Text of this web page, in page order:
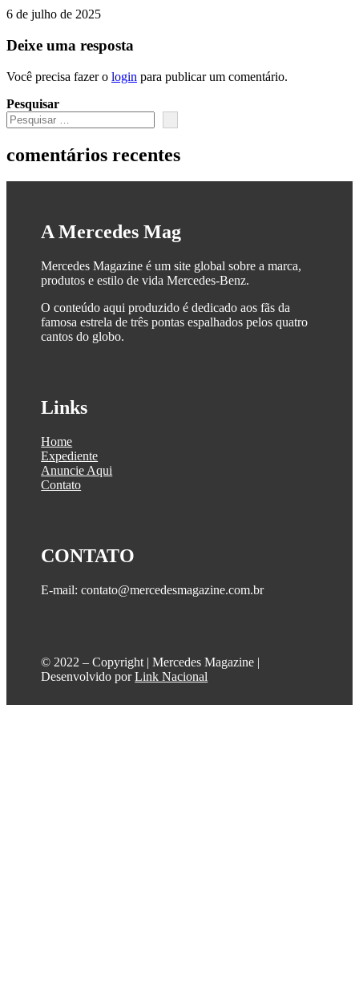
6 de julho de 2025
Deixe uma resposta
Você precisa fazer o login para publicar um comentário.
Pesquisar
comentários recentes
A Mercedes Mag
Mercedes Magazine é um site global sobre a marca,
produtos e estilo de vida Mercedes-Benz.
O conteúdo aqui produzido é dedicado aos fãs da
famosa estrela de três pontas espalhados pelos quatro
cantos do globo.
Links
Home
Expediente
Anuncie Aqui
Contato
CONTATO
E-mail: contato@mercedesmagazine.com.br
©️ 2022 – Copyright | Mercedes Magazine |
Desenvolvido porLink Nacional